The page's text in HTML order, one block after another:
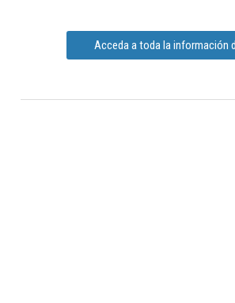
Acceda a toda la información